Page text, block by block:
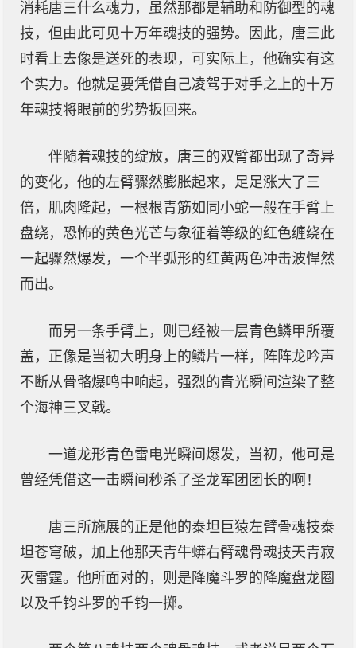
消耗唐三什么魂力，虽然那都是辅助和防御型的魂
技，但由此可见十万年魂技的强势。因此，唐三此
时看上去像是送死的表现，可实际上，他确实有这
个实力。他就是要凭借自己凌驾于对手之上的十万
年魂技将眼前的劣势扳回来。
伴随着魂技的绽放，唐三的双臂都出现了奇异
的变化，他的左臂骤然膨胀起来，足足涨大了三
倍，肌肉隆起，一根根青筋如同小蛇一般在手臂上
盘绕，恐怖的黄色光芒与象征着等级的红色缠绕在
一起骤然爆发，一个半弧形的红黄两色冲击波悍然
而出。
而另一条手臂上，则已经被一层青色鳞甲所覆
盖，正像是当初大明身上的鳞片一样，阵阵龙吟声
不断从骨骼爆鸣中响起，强烈的青光瞬间渲染了整
个海神三叉戟。
一道龙形青色雷电光瞬间爆发，当初，他可是
曾经凭借这一击瞬间秒杀了圣龙军团团长的啊！
唐三所施展的正是他的泰坦巨猿左臂骨魂技泰
坦苍穹破，加上他那天青牛蟒右臂魂骨魂技天青寂
灭雷霆。他所面对的，则是降魔斗罗的降魔盘龙圈
以及千钧斗罗的千钧一掷。